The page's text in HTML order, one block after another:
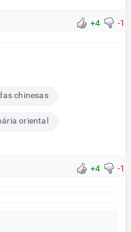
+4 -1
chinesas
oriental
+4 -1